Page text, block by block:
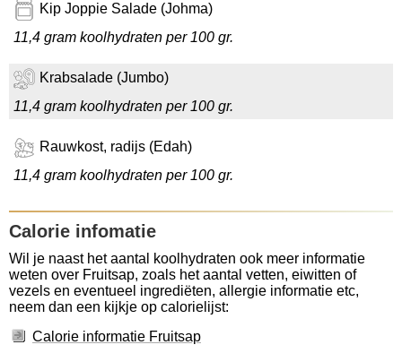
Kip Joppie Salade (Johma)
11,4 gram koolhydraten per 100 gr.
Krabsalade (Jumbo)
11,4 gram koolhydraten per 100 gr.
Rauwkost, radijs (Edah)
11,4 gram koolhydraten per 100 gr.
Calorie infomatie
Wil je naast het aantal koolhydraten ook meer informatie
weten over Fruitsap, zoals het aantal vetten, eiwitten of
vezels en eventueel ingrediëten, allergie informatie etc,
neem dan een kijkje op calorielijst:
Calorie informatie Fruitsap